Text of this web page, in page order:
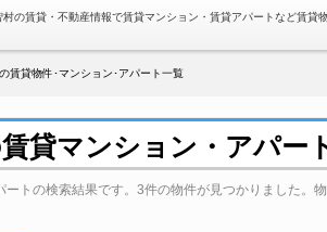
村の賃貸・不動産情報で賃貸マンション・賃貸アパートなど賃貸
賃貸物件･マンション･アパート一覧
貸マンション・アパー
トの検索結果です。3件の物件が見つかりました。